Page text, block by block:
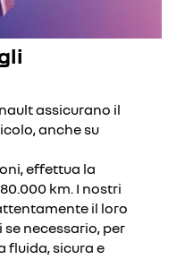
assicurano il
anche su
effettua la
km. I nostri
il loro
necessario, per
fluida, sicura e